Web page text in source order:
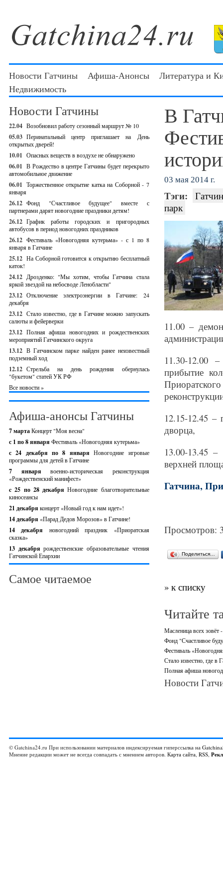
Новости Гатчины Афиша-Анонсы
Литература и
Недвижимость
Новости Гатчины
22.04 Возобновил работу сезонный маршрут № 10
05.03 Перинатальный центр приглашает на День
открытых дверей!
10.01 Опасных веществ в воздухе не обнаружено
06.01 В Рождество в центре Гатчины будет перекрыто
автомобильное движение
06.01 Торжественное открытие катка на Соборной - 7
января
26.12 Фонд "Счастливое будущее" вместе с
партнерами дарят новогодние праздники детям!
26.12 График работы городских и пригородных
автобусов в период новогодних праздников
26.12 Фестиваль «Новогодняя кутерьма» - с 1 по 8
января в Гатчине
25.12 На Соборной готовится к открытию бесплатный
каток!
24.12 Дрозденко: "Мы хотим, чтобы Гатчина стала
яркой звездой на небосводе Ленобласти"
23.12 Отключение электроэнергии в Гатчине: 24
декабря
23.12 Стало известно, где в Гатчине можно запускать
салюты и фейерверки
23.12 Полная афиша новогодних и рождественских
мероприятий Гатчинского округа
13.12 В Гатчинском парке найден ранее неизвестный
подземный ход
12.12 Стрельба на день рождения обернулась
"букетом" статей УК РФ
Все новости »
Афиша-анонсы Гатчины
7 мартаКонцерт "Моя весна"
с 1 по 8 января Фестиваль «Новогодняя кутерьма»
с 24 декабря по 8 январяНовогодние игровые
программы для детей в Гатчине
7 январявоенно-историческая реконструкция
«Рождественский манифест»
c 25 по 28 декабряНовогодние благотворительные
киносеансы
21 декабря концерт «Новый год к нам идет»!
14 декабря «Парад Дедов Морозов» в Гатчине!
14 декабря новогодний праздник «Приоратская
сказка»
13 декабрярождественские образовательные чтения
Гатчинской Епархии
Самое читаемое
В
03 мая 2014 г.
Тэги:
парк
11.00 –
11.30-12.00
прибытие
12.15-12.45
дворца,
13.00-13.45 –
верхней
Гатчина,
Просмотров:
Поделиться…
» к списку
Читайте
Масленица всех зовёт
Фонд "Счастливое
Фестиваль
Стало известно, где в
Полная афиша
Новости
© Gatchina24.ru При использовании материалов индексируемая гиперссылка на
Мнение редакции может не всегда совпадать с мнением авторов. Карта сайта, RSS,